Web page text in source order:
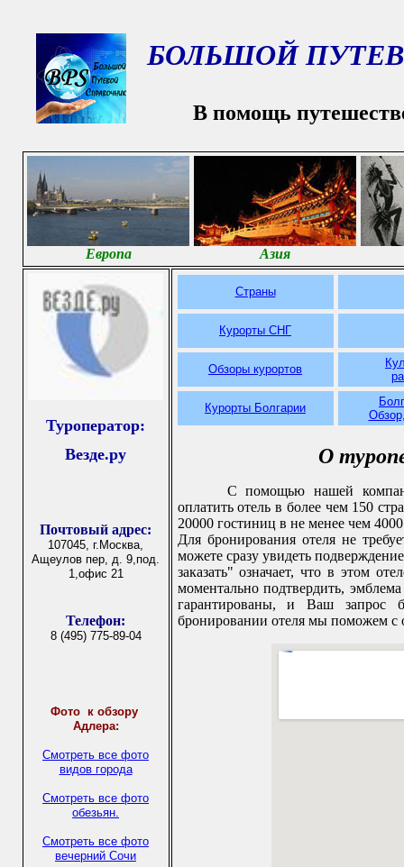
БОЛЬШОЙ
В помощь
Европа Азия
Туроператор:
Везде.ру
Почтовый адрес:
107045, г.Москва,
Ащеулов пер, д. 9,под.
1,офис 21
Телефон:
8 (495) 775-89-04
Фото к обзору
Адлера:
Смотреть все фото
видов города
Смотреть все фото
обезьян.
Смотреть все фото
вечерний Сочи
Страны
Курорты СНГ
Обзоры курортов
Курорты Болгарии
О
C помощью нашей
оплатить отель в более чем 150
20000 гостиниц в не менее чем
Для бронирования отеля не
можете сразу увидеть
заказать" означает, что в этом
моментально подтвердить,
гарантированы, и Ваш запрос
бронировании отеля мы поможем с